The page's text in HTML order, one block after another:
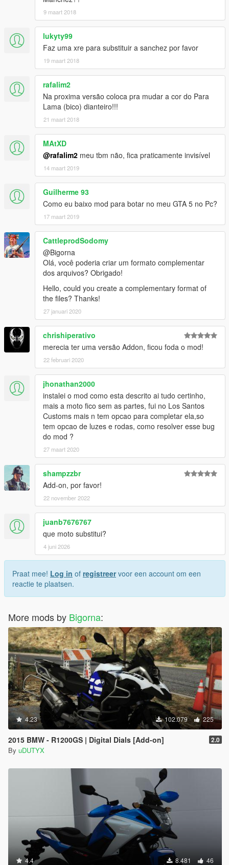
9 maart 2018
lukyty99
Faz uma xre para substituir a sanchez por favor
19 maart 2018
rafalim2
Na proxima versão coloca pra mudar a cor do Para
Lama (bico) dianteiro!!!
21 maart 2018
MAtXD
@rafalim2 meu tbm não, fica praticamente invisível
14 maart 2019
Guilherme 93
Como eu baixo mod para botar no meu GTA 5 no Pc?
17 maart 2019
CattleprodSodomy
@Bigorna
Olá, você poderia criar um formato complementar
dos arquivos? Obrigado!
Hello, could you create a complementary format of
the files? Thanks!
27 januari 2020
chrishiperativo
merecia ter uma versão Addon, ficou foda o mod!
22 februari 2020
jhonathan2000
instalei o mod como esta descrito ai tudo certinho,
mais a moto fico sem as partes, fui no Los Santos
Customs mais n tem opcao para completar ela,so
tem opcao de luzes e rodas, como resolver esse bug
do mod ?
27 maart 2020
shampzzbr
Add-on, por favor!
22 november 2022
juanb7676767
que moto substitui?
4 juni 2026
Praat mee! Log in of registreervoor een account om een
reactie te plaatsen.
More mods by Bigorna:
4.23 102.079 225
2015 BMW - R1200GS | Digital Dials [Add-on] 2.0
By uDUTYX
4.4 8.481 46